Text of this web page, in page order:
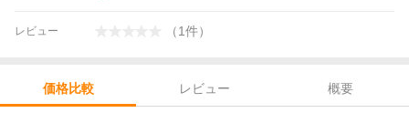
レビュー （1件）
価格比較 レビュー
概要